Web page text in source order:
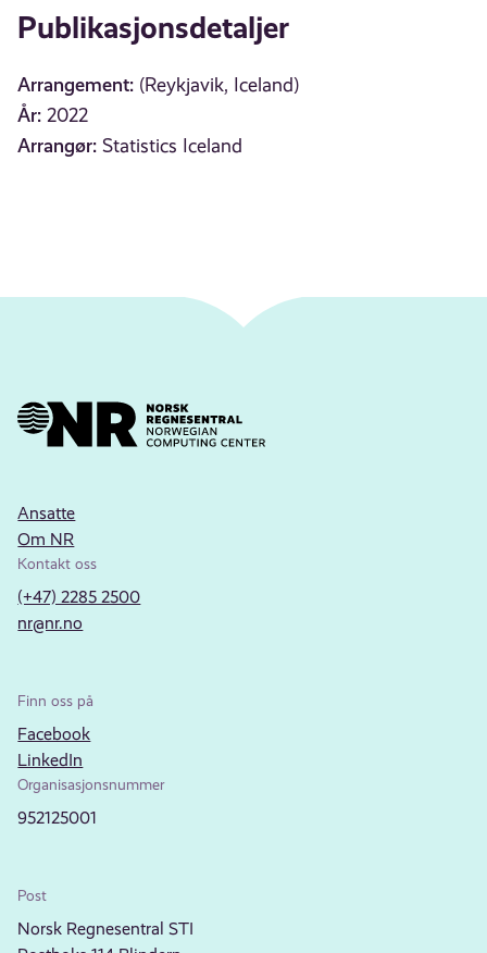
Publikasjonsdetaljer
Arrangement: (Reykjavik, Iceland)
År: 2022
Arrangør: Statistics Iceland
Ansatte
Om NR
Kontakt oss
(+47) 2285 2500
nr@nr.no
Finn oss på
Facebook
LinkedIn
Organisasjonsnummer
952125001
Post
Norsk Regnesentral STI